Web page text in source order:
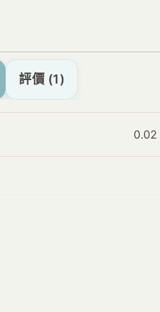
評價 (1)
0.02